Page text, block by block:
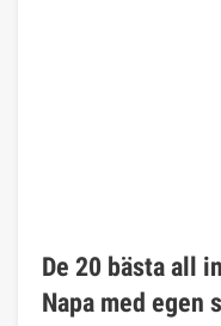
De 20 bästa all
Napa med egen